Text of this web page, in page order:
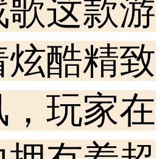
这款游
炫酷精致
，玩家在